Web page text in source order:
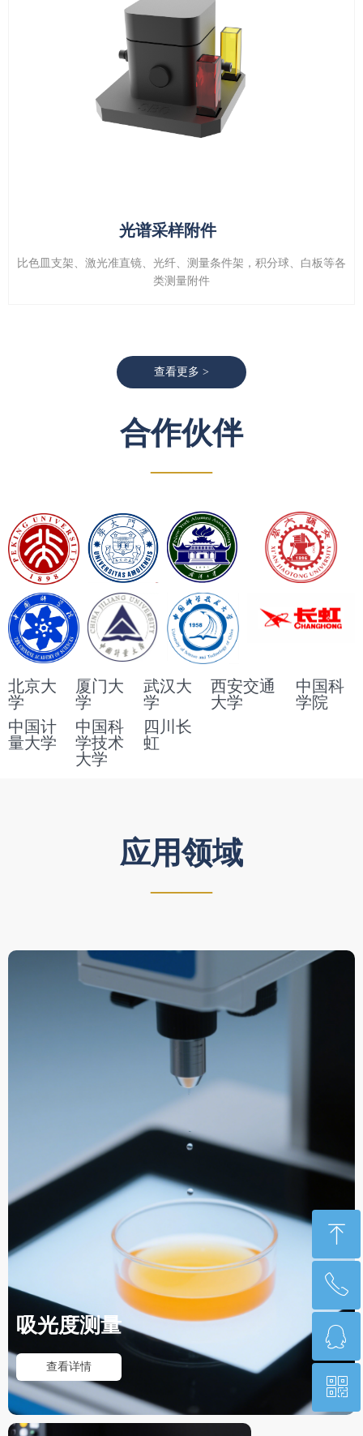
光谱采样附件
比色皿支架、激光准直镜、光纤、测量条件架，积分球、白板等各
类测量附件
查看更多 >
应用领域
——
吸光度测量
查看详情
合作伙伴
——
北京大
学
武汉大
学
西安交通
大学
中国科
学院
中国科
学技术
大学
厦门大
学
中国计
量大学
四川长
虹
ꁸ
回到顶部
ꂅ
17268550255
ꁗ
QQ客服
ꀥ